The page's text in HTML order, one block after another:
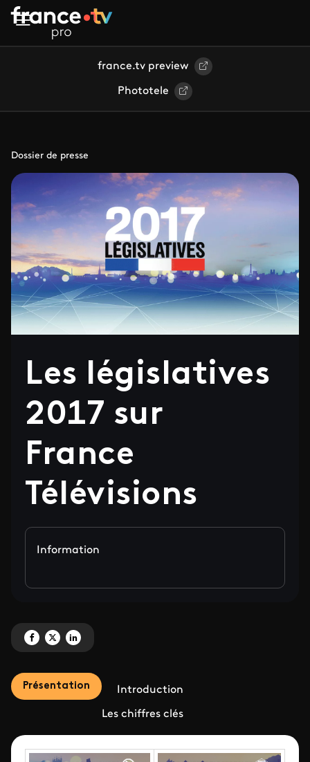
Aller au contenu principal
france.tv preview
Phototele
Dossier de presse
Les législatives
2017 sur
France
Télévisions
Information
Partagez ' Les législatives 2017 sur <br>France Télévisions ' sur Facebook
Partagez ' Les législatives 2017 sur <br>France Télévisions ' sur X
Partagez ' Les législatives 2017 sur <br>France Télévisions ' sur
Présentation Introduction
Les chiffres clés